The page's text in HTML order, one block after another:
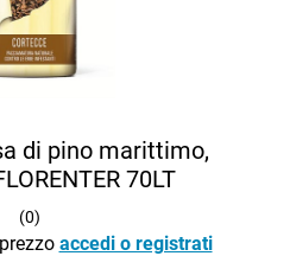
di pino marittimo,
70LT
(0)
accedi o registrati